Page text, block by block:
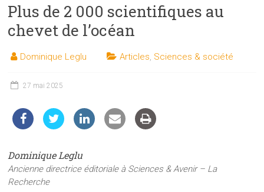
les
sciences
et
les
auprès
public
Plus de 2 000 scientifiques au
chevet de l’océan
Dominique Leglu Articles Sciences & société
27 mai 2025
Dominique Leglu
Ancienne directrice éditoriale à Sciences & Avenir – La
Recherche